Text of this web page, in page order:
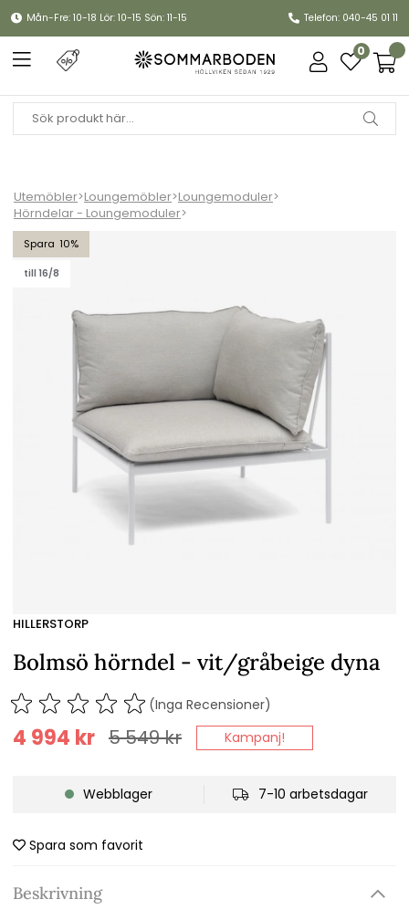
Mån-Fre: 10-18 Lör: 10-15 Sön: 11-15 Telefon: 040-45 01 11
0
Utemöbler>Loungemöbler>Loungemoduler>
Hörndelar - Loungemoduler>
10
till 16/8
Bolmsö hörndel - vit/gråbeige dyna
HILLERSTORP
Bolmsö hörndel - vit/gråbeige dyna
(Inga Recensioner)
5 549kr
4 994 kr Kampanj!
Webblager 7-10 arbetsdagar
Spara som favorit
Beskrivning